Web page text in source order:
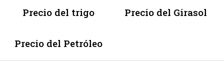
Precio del trigo Precio del Girasol
Precio del Petróleo